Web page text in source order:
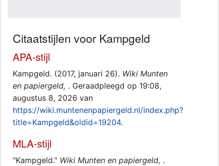
Citaatstijlen voor Kampgeld
APA-stijl
Kampgeld. (2017, januari 26). Wiki Munten
en papiergeld, . Geraadpleegd op 19:08,
augustus 8, 2026 van
https://wiki.muntenenpapiergeld.nl/index.php?
title=Kampgeld&oldid=19204.
MLA-stijl
"Kampgeld." Wiki Munten en papiergeld, .